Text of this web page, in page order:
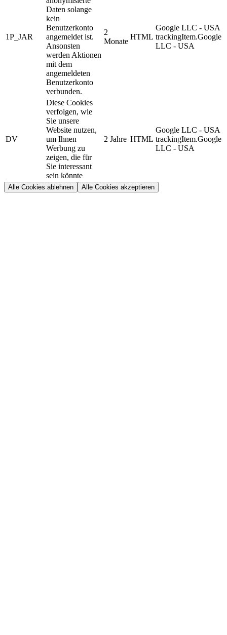
1P_JAR
Daten solange
kein
Benutzerkonto
angemeldet ist.
Ansonsten
werden Aktionen
mit dem
angemeldeten
Benutzerkonto
verbunden.
2
Monate
HTML
Google LLC - USA
trackingItem.Google
LLC - USA
DV
Diese Cookies
verfolgen, wie
Sie unsere
Website nutzen,
um Ihnen
Werbung zu
zeigen, die für
Sie interessant
sein könnte
2 Jahre HTML
Google LLC - USA
trackingItem.Google
LLC - USA
Alle Cookies ablehnen Alle Cookies akzeptieren